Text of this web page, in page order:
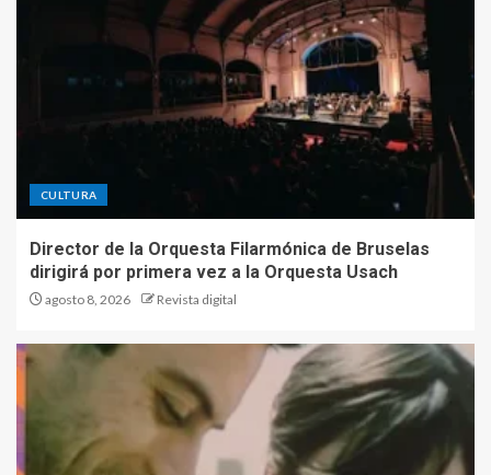
CULTURA
Director de la Orquesta Filarmónica de Bruselas
dirigirá por primera vez a la Orquesta Usach
agosto 8, 2026 Revista digital